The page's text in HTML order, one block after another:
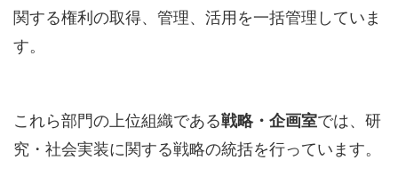
関する権利の取得、管理、活用を一括管理していま
す。
これら部門の上位組織である戦略・企画室では、研
究・社会実装に関する戦略の統括を行っています。